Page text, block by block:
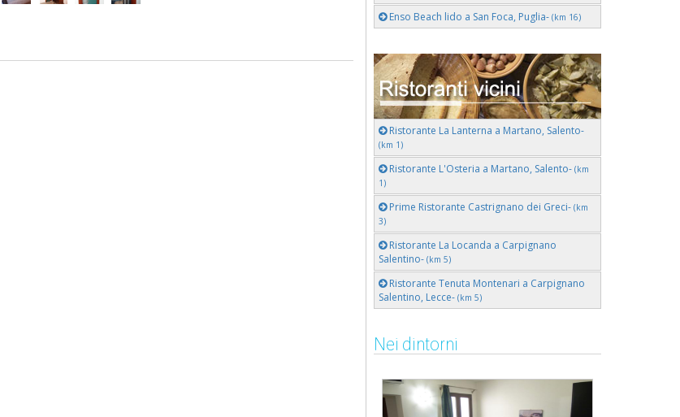
Enso Beach lido a San Foca, Puglia- (km 16)
Ristorante La Lanterna a Martano, Salento-
(km 1)
Ristorante L'Osteria a Martano, Salento- (km
1)
Prime Ristorante Castrignano dei Greci- (km
3)
Ristorante La Locanda a Carpignano
Salentino- (km 5)
Ristorante Tenuta Montenari a Carpignano
Salentino, Lecce- (km 5)
Nei dintorni